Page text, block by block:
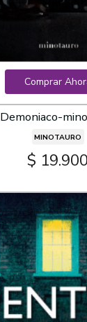
Comprar
Demoniaco-
MINOTAURO
$ 19.900